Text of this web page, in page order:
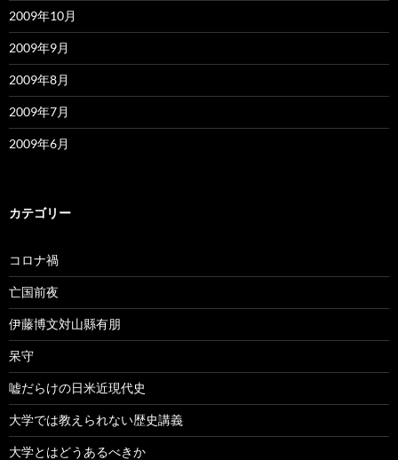
2009年10月
2009年9月
2009年8月
2009年7月
2009年6月
カテゴリー
コロナ禍
亡国前夜
伊藤博文対山縣有朋
呆守
嘘だらけの日米近現代史
大学では教えられない歴史講義
大学とはどうあるべきか